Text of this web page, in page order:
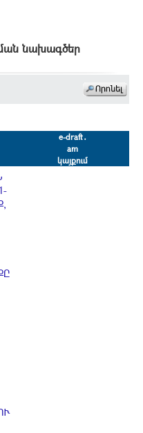
նախագծեր
e-draft․
am
կայքում